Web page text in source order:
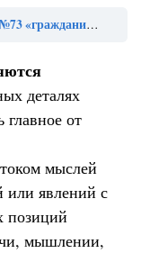
за медицинской помощью в психиатрический стационар, должен быть осмотрен»
деталях
главное от
мыслей
или явлений с
позиций
мышлении,